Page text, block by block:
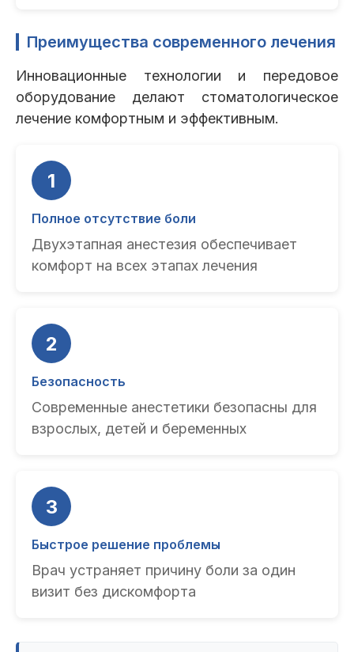
Преимущества современного лечения
Инновационные технологии и передовое
оборудование делают стоматологическое
лечение комфортным и эффективным.
1
Полное отсутствие боли
Двухэтапная анестезия обеспечивает
комфорт на всех этапах лечения
2
Безопасность
Современные анестетики безопасны для
взрослых, детей и беременных
3
Быстрое решение проблемы
Врач устраняет причину боли за один
визит без дискомфорта